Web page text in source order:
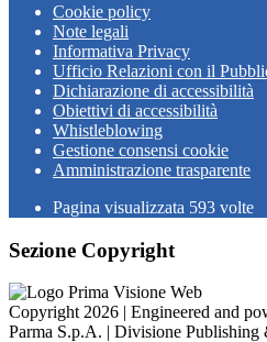
Cookie policy
Note legali
Informativa Privacy
Ufficio Relazioni con il
Dichiarazione di accessibilità
Obiettivi di accessibilità
Whistleblowing
Gestione consensi cookie
Amministrazione trasparente
Pagina visualizzata 593 volte
Sezione Copyright
Copyright 2026 | Engineered and
Parma S.p.A. | Divisione